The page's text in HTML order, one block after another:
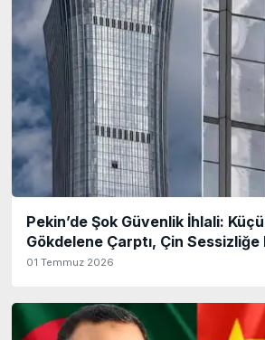
Pekin’de Şok Güvenlik İhlali:
Gökdelene Çarptı, Çin
01 Temmuz 2026